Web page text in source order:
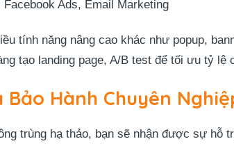
Ads, Email Marketing
tính năng nâng cao khác như popup,
tạo landing page, A/B test để tối ưu tỷ lệ
Bảo Hành Chuyên
trùng hạ thảo, bạn sẽ nhận được sự hỗ